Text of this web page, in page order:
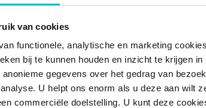
van cookies
functionele, analytische en marketing
bij te kunnen houden en inzicht te krijgen
gegevens over het gedrag van
U helpt ons enorm als u deze aan wilt
commerciële doelstelling. U kunt deze